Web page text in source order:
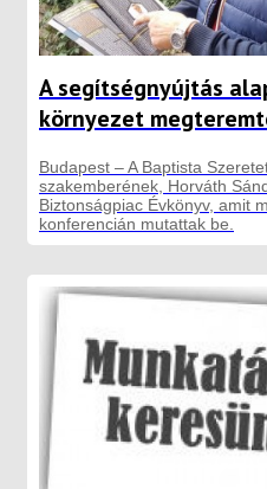
A segítségnyújtás
környezet
Budapest – A Baptista
szakemberének, Horváth
Biztonságpiac Évkönyv, amit
konferencián mutattak be.